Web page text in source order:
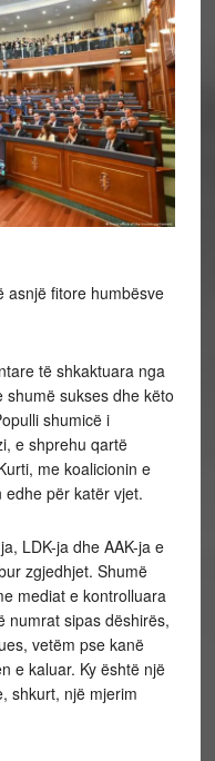
asnjë fitore humbësve
të shkaktuara nga
sukses dhe këto
shumicë i
e shprehu qartë
me koalicionin e
për katër vjet.
LDK-ja dhe AAK-ja e
zgjedhjet. Shumë
mediat e kontrolluara
numrat sipas dëshirës,
vetëm pse kanë
e kaluar. Ky është një
shkurt, një mjerim